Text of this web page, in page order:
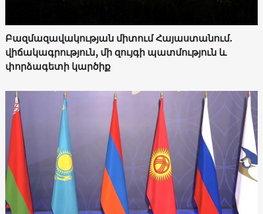
Բազմազավակության միտում Հայաստանում.
վիճակագրություն, մի զույգի պատմություն և
փորձագետի կարծիք